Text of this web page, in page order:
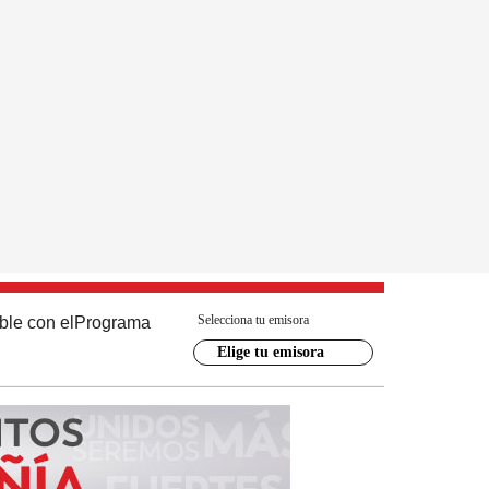
con el Programa Selecciona tu emisora
Elige tu emisora